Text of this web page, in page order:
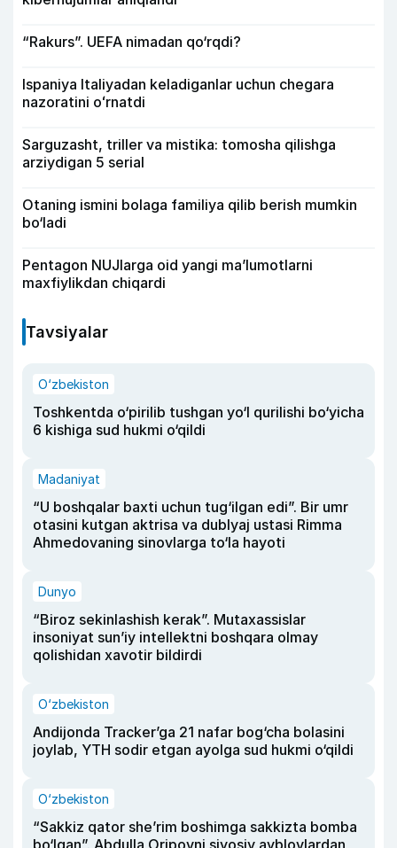
“Rakurs”. UEFA nimadan qo‘rqdi?
Ispaniya Italiyadan keladiganlar uchun chegara
nazoratini oʻrnatdi
Sarguzasht, triller va mistika: tomosha qilishga
arziydigan 5 serial
Otaning ismini bolaga familiya qilib berish mumkin
bo‘ladi
Pentagon NUJlarga oid yangi maʼlumotlarni
maxfiylikdan chiqardi
Tavsiyalar
O‘zbekiston
Toshkentda o‘pirilib tushgan yo‘l qurilishi bo‘yicha
6 kishiga sud hukmi o‘qildi
Madaniyat
“U boshqalar baxti uchun tug‘ilgan edi”. Bir umr
otasini kutgan aktrisa va dublyaj ustasi Rimma
Ahmedovaning sinovlarga to‘la hayoti
Dunyo
“Biroz sekinlashish kerak”. Mutaxassislar
insoniyat sun’iy intellektni boshqara olmay
qolishidan xavotir bildirdi
O‘zbekiston
Andijonda Tracker’ga 21 nafar bog‘cha bolasini
joylab, YTH sodir etgan ayolga sud hukmi o‘qildi
O‘zbekiston
“Sakkiz qator she’rim boshimga sakkizta bomba
bo‘lgan”. Abdulla Oripovni siyosiy ayblovlardan